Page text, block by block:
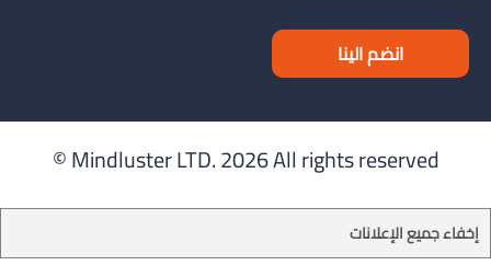
انضم الينا
Mindluster LTD.2026 All rights reserved ©
إخفاء جميع الإعلانات